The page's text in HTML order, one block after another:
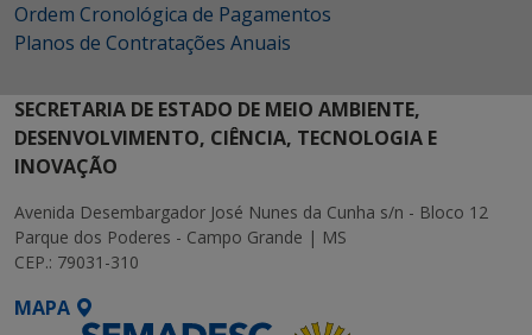
Ordem Cronológica de Pagamentos
Planos de Contratações Anuais
SECRETARIA DE ESTADO DE MEIO AMBIENTE,
DESENVOLVIMENTO, CIÊNCIA, TECNOLOGIA E
INOVAÇÃO
Avenida Desembargador José Nunes da Cunha s/n - Bloco 12
Parque dos Poderes - Campo Grande | MS
CEP.: 79031-310
MAPA